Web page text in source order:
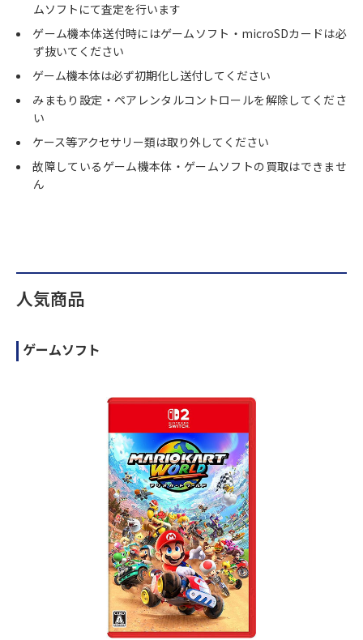
ムソフトにて査定を行います
ゲーム機本体送付時にはゲームソフト・microSDカードは必
ず抜いてください
ゲーム機本体は必ず初期化し送付してください
みまもり設定・ペアレンタルコントロールを解除してくださ
い
ケース等アクセサリー類は取り外してください
故障しているゲーム機本体・ゲームソフトの買取はできませ
ん
人気商品
ゲームソフト